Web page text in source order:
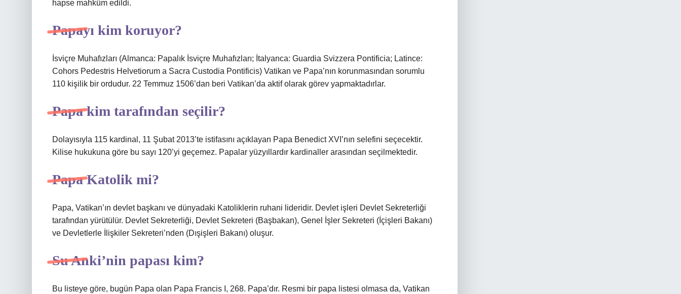
hapse mahkûm edildi.
Papayı kim koruyor?
İsviçre Muhafızları (Almanca: Papalık İsviçre Muhafızları; İtalyanca: Guardia Svizzera Pontificia; Latince:
Cohors Pedestris Helvetiorum a Sacra Custodia Pontificis) Vatikan ve Papa’nın korunmasından sorumlu
110 kişilik bir ordudur. 22 Temmuz 1506’dan beri Vatikan’da aktif olarak görev yapmaktadırlar.
Papa kim tarafından seçilir?
Dolayısıyla 115 kardinal, 11 Şubat 2013’te istifasını açıklayan Papa Benedict XVI’nın selefini seçecektir.
Kilise hukukuna göre bu sayı 120’yi geçemez. Papalar yüzyıllardır kardinaller arasından seçilmektedir.
Papa Katolik mi?
Papa, Vatikan’ın devlet başkanı ve dünyadaki Katoliklerin ruhani lideridir. Devlet işleri Devlet Sekreterliği
tarafından yürütülür. Devlet Sekreterliği, Devlet Sekreteri (Başbakan), Genel İşler Sekreteri (İçişleri Bakanı)
ve Devletlerle İlişkiler Sekreteri’nden (Dışişleri Bakanı) oluşur.
Su Anki’nin papası kim?
Bu listeye göre, bugün Papa olan Papa Francis I, 268. Papa’dır. Resmi bir papa listesi olmasa da, Vatikan